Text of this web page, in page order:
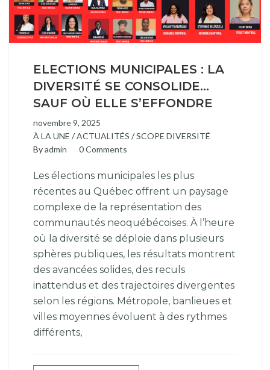
ELECTIONS MUNICIPALES : LA
DIVERSITÉ SE CONSOLIDE…
SAUF OÙ ELLE S’EFFONDRE
novembre 9, 2025
À LA UNE /ACTUALITÉS /SCOPE DIVERSITÉ
Byadmin 0 Comments
Les élections municipales les plus
récentes au Québec offrent un paysage
complexe de la représentation des
communautés neoquébécoises. À l’heure
où la diversité se déploie dans plusieurs
sphères publiques, les résultats montrent
des avancées solides, des reculs
inattendus et des trajectoires divergentes
selon les régions. Métropole, banlieues et
villes moyennes évoluent à des rythmes
différents,